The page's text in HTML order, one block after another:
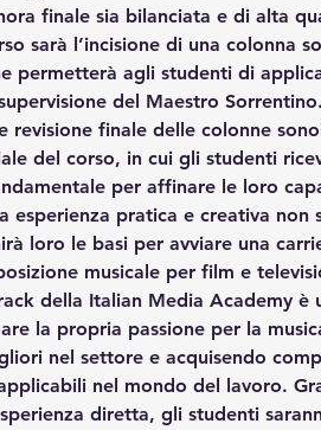
finale sia bilanciata e di alta
sarà l’incisione di una colonna
permetterà agli studenti di
del Maestro Sorrentino.
revisione finale delle colonne
del corso, in cui gli studenti
per affinare le loro
esperienza pratica e creativa non
loro le basi per avviare una
musicale per film e
della Italian Media Academy è
la propria passione per la
nel settore e acquisendo
nel mondo del lavoro.
diretta, gli studenti